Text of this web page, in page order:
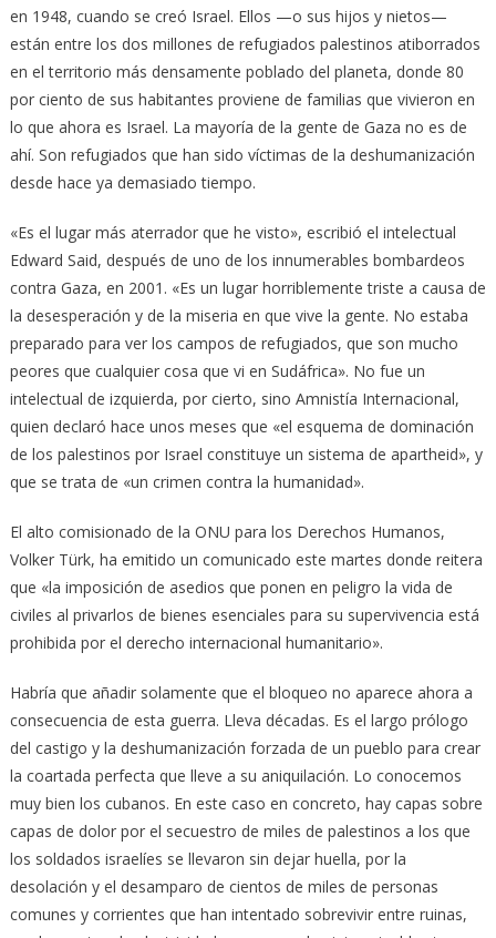
en 1948, cuando se creó Israel. Ellos —o sus hijos y nietos—
están entre los dos millones de refugiados palestinos atiborrados
en el territorio más densamente poblado del planeta, donde 80
por ciento de sus habitantes proviene de familias que vivieron en
lo que ahora es Israel. La mayoría de la gente de Gaza no es de
ahí. Son refugiados que han sido víctimas de la deshumanización
desde hace ya demasiado tiempo.
«Es el lugar más aterrador que he visto», escribió el intelectual
Edward Said, después de uno de los innumerables bombardeos
contra Gaza, en 2001. «Es un lugar horriblemente triste a causa de
la desesperación y de la miseria en que vive la gente. No estaba
preparado para ver los campos de refugiados, que son mucho
peores que cualquier cosa que vi en Sudáfrica». No fue un
intelectual de izquierda, por cierto, sino Amnistía Internacional,
quien declaró hace unos meses que «el esquema de dominación
de los palestinos por Israel constituye un sistema de apartheid», y
que se trata de «un crimen contra la humanidad».
El alto comisionado de la ONU para los Derechos Humanos,
Volker Türk, ha emitido un comunicado este martes donde reitera
que «la imposición de asedios que ponen en peligro la vida de
civiles al privarlos de bienes esenciales para su supervivencia está
prohibida por el derecho internacional humanitario».
Habría que añadir solamente que el bloqueo no aparece ahora a
consecuencia de esta guerra. Lleva décadas. Es el largo prólogo
del castigo y la deshumanización forzada de un pueblo para crear
la coartada perfecta que lleve a su aniquilación. Lo conocemos
muy bien los cubanos. En este caso en concreto, hay capas sobre
capas de dolor por el secuestro de miles de palestinos a los que
los soldados israelíes se llevaron sin dejar huella, por la
desolación y el desamparo de cientos de miles de personas
comunes y corrientes que han intentado sobrevivir entre ruinas,